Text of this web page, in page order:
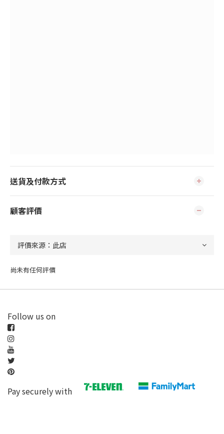
送貨及付款方式
顧客評價
尚未有任何評價
Follow us on
Pay securely with